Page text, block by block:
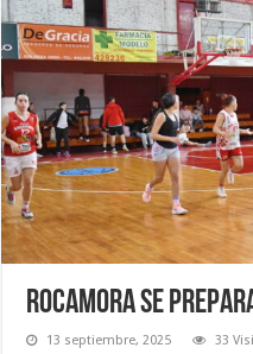
Rocamora se
13 septiembre, 2025 33